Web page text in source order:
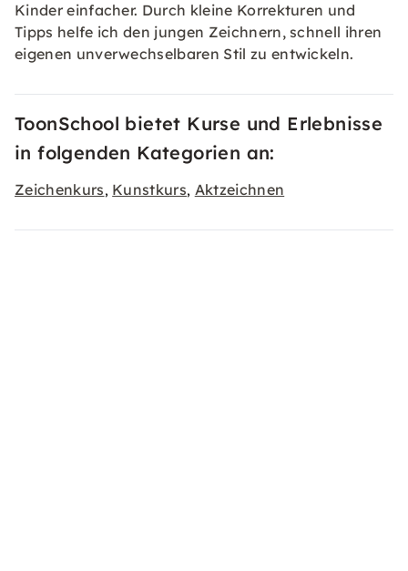
Kinder einfacher. Durch kleine Korrekturen und
Tipps helfe ich den jungen Zeichnern, schnell ihren
eigenen unverwechselbaren Stil zu entwickeln.
ToonSchool bietet Kurse und Erlebnisse
in folgenden Kategorien an:
Zeichenkurs, Kunstkurs, Aktzeichnen